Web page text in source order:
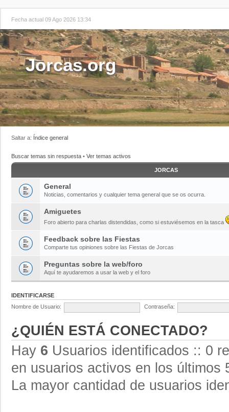
Fecha actual 09 Ago 2026 13:34
Jorcas.org
Saltar a: Índice general
Buscar temas sin respuesta • Ver temas activos
JORCAS
General
Noticias, comentarios y cualquier tema general que se os ocurra.
Amiguetes
Foro abierto para charlas distendidas, como si estuviésemos en la tasca
Feedback sobre las Fiestas
Comparte tus opiniones sobre las Fiestas de Jorcas
Preguntas sobre la web/foro
Aquí te ayudaremos a usar la web y el foro
IDENTIFICARSE
Nombre de Usuario:
Contraseña:
¿QUIÉN ESTÁ CONECTADO?
Hay 6 Usuarios identificados :: 0
en usuarios activos en los últimos
La mayor cantidad de usuarios